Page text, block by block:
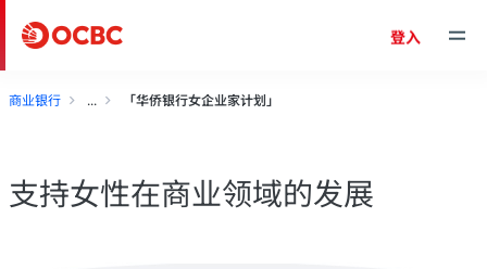
登入
商业银行 「华侨银行女企业家计划」
支持女性在商业领域的发展